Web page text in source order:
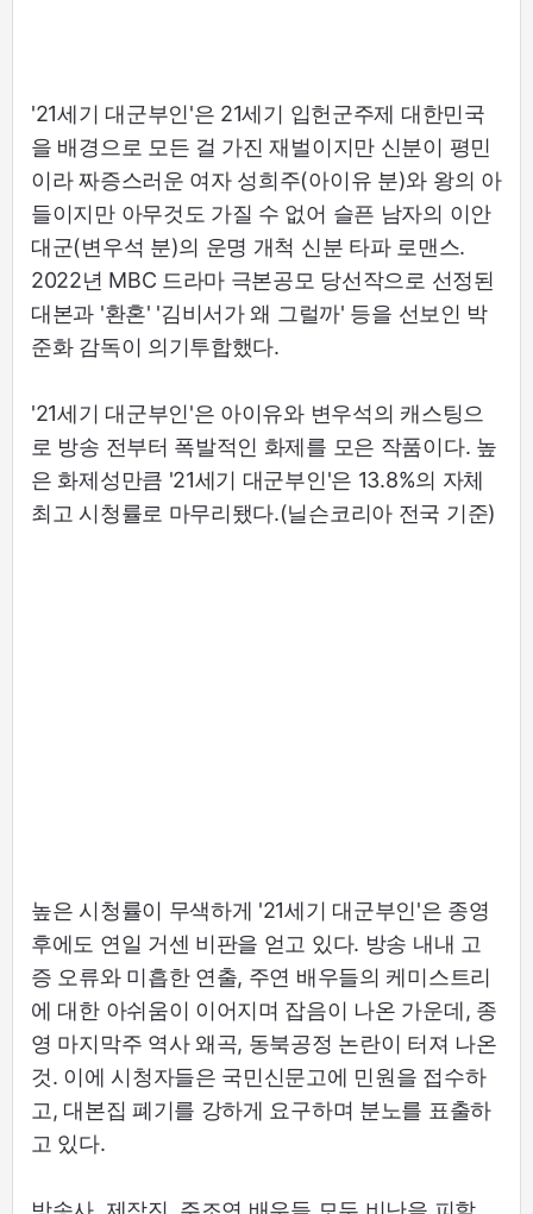
'21세기 대군부인'은 21세기 입헌군주제 대한민국
을 배경으로 모든 걸 가진 재벌이지만 신분이 평민
이라 짜증스러운 여자 성희주(아이유 분)와 왕의 아
들이지만 아무것도 가질 수 없어 슬픈 남자의 이안
대군(변우석 분)의 운명 개척 신분 타파 로맨스.
2022년 MBC 드라마 극본공모 당선작으로 선정된
대본과 '환혼' '김비서가 왜 그럴까' 등을 선보인 박
준화 감독이 의기투합했다.
'21세기 대군부인'은 아이유와 변우석의 캐스팅으
로 방송 전부터 폭발적인 화제를 모은 작품이다. 높
은 화제성만큼 '21세기 대군부인'은 13.8%의 자체
최고 시청률로 마무리됐다.(닐슨코리아 전국 기준)
높은 시청률이 무색하게 '21세기 대군부인'은 종영
후에도 연일 거센 비판을 얻고 있다. 방송 내내 고
증 오류와 미흡한 연출, 주연 배우들의 케미스트리
에 대한 아쉬움이 이어지며 잡음이 나온 가운데, 종
영 마지막주 역사 왜곡, 동북공정 논란이 터져 나온
것. 이에 시청자들은 국민신문고에 민원을 접수하
고, 대본집 폐기를 강하게 요구하며 분노를 표출하
고 있다.